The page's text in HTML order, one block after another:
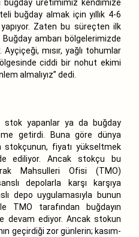
buğday üretimimiz kendimize
buğday almak için yıllık 4-6
Zaten bu süreçten ilk
ambarı bölgelerimizde
mısır, yağlı tohumlar
ciddi bir nohut ekimi
almalıyız” dedi.
stok yapanlar ya da buğday
getirdi. Buna göre dünya
stokçunun, fiyatı yükseltmek
ediliyor. Ancak stokçu bu
Mahsulleri Ofisi (TMO)
depolarla karşı karşıya
depo uygulamasıyla bunun
TMO tarafından buğdayın
devam ediyor. Ancak stokun
geçirdiği zor günlerin; kasım-